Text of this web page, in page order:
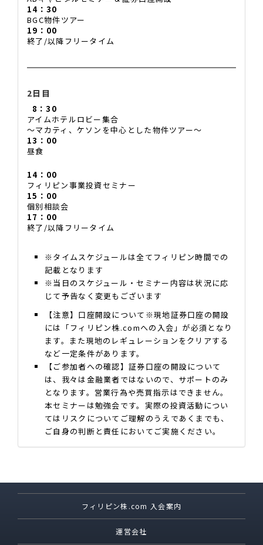
14：30
BGC物件ツアー
19：00
終了/以降フリータイム
2日目
8：30
アイムホテルロビー集合
～マカティ、ケソンを中心とした物件ツアー～
13：00
昼食
14：00
フィリピン事業投資セミナー
15：00
個別相談会
17：00
終了/以降フリータイム
※タイムスケジュールは全てフィリピン時間での
記載となります
※当日のスケジュール・セミナー内容は状況に応
じて予告なく変更もございます
【注意】口座開設について※現地証券口座の開設
には「フィリピン株.comへの入会」が必須となり
ます。また現地のレギュレーションをクリアする
など一定条件があります。
【ご参加者への確認】証券口座の開設について
は、我々は金融業者ではないので、サポートのみ
となります。営業行為や売買指示はできません。
本セミナーは勉強会です。実際の投資活動につい
てはリスクについてご理解のうえであくまでも、
ご自身の判断と責任においてご実施ください。
フィリピン株.com 入会案内
運営会社